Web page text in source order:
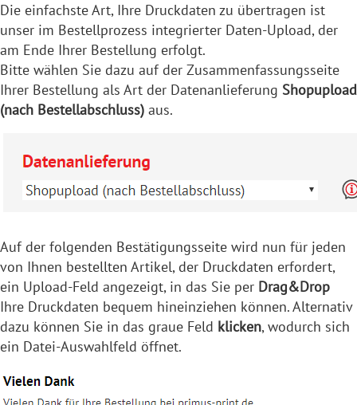
Die einfachste Art, Ihre Druckdaten zu übertragen ist
unser im Bestellprozess integrierter Daten-Upload, der
am Ende Ihrer Bestellung erfolgt.
Bitte wählen Sie dazu auf der Zusammenfassungsseite
Ihrer Bestellung als Art der Datenanlieferung Shopupload
(nach Bestellabschluss) aus.
Auf der folgenden Bestätigungsseite wird nun für jeden
von Ihnen bestellten Artikel, der Druckdaten erfordert,
ein Upload-Feld angezeigt, in das Sie per Drag&Drop
Ihre Druckdaten bequem hineinziehen können. Alternativ
dazu können Sie in das graue Feld klicken, wodurch sich
ein Datei-Auswahlfeld öffnet.